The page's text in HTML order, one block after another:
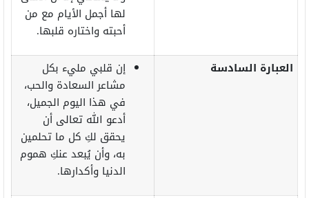
لها أجمل الأيام مع من
أحبته واختاره قلبها.
العبارة السادسة
إن قلبي مليء بكل
مشاعر السعادة والحب،
في هذا اليوم الجميل،
أدعو الله تعالى أن
يحقق لكِ كل ما تحلمين
به، وأن يُبعد عنكِ هموم
الدنيا وأكدارها.